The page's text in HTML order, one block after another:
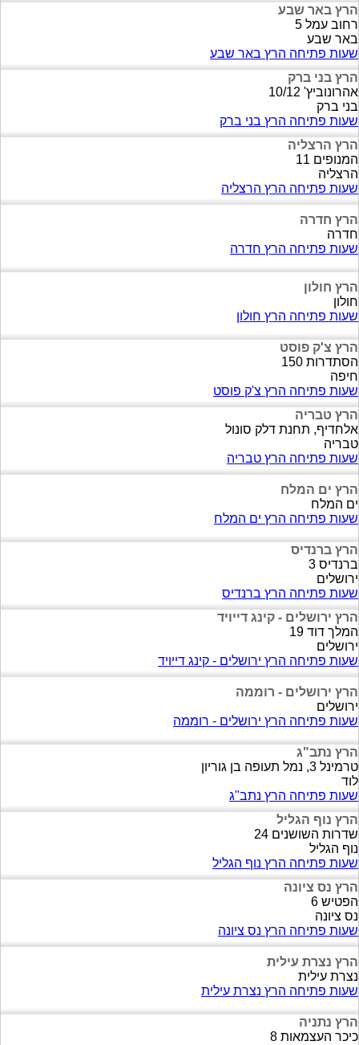
הרץ באר שבע
רחוב עמל 5
באר שבע
שעות פתיחה הרץ באר שבע
הרץ בני ברק
אהרונוביץ' 10/12
בני ברק
שעות פתיחה הרץ בני ברק
הרץ הרצליה
המנופים 11
הרצליה
שעות פתיחה הרץ הרצליה
הרץ חדרה
חדרה
שעות פתיחה הרץ חדרה
הרץ חולון
חולון
שעות פתיחה הרץ חולון
הרץ צ'ק פוסט
הסתדרות 150
חיפה
שעות פתיחה הרץ צ'ק פוסט
הרץ טבריה
אלחדיף, תחנת דלק סונול
טבריה
שעות פתיחה הרץ טבריה
הרץ ים המלח
ים המלח
שעות פתיחה הרץ ים המלח
הרץ ברנדיס
ברנדיס 3
ירושלים
שעות פתיחה הרץ ברנדיס
הרץ ירושלים - קינג דייויד
המלך דוד 19
ירושלים
שעות פתיחה הרץ ירושלים - קינג דייויד
הרץ ירושלים - רוממה
ירושלים
שעות פתיחה הרץ ירושלים - רוממה
הרץ נתב"ג
טרמינל 3, נמל תעופה בן גוריון
לוד
שעות פתיחה הרץ נתב"ג
הרץ נוף הגליל
שדרות השושנים 24
נוף הגליל
שעות פתיחה הרץ נוף הגליל
הרץ נס ציונה
הפטיש 6
נס ציונה
שעות פתיחה הרץ נס ציונה
הרץ נצרת עילית
נצרת עילית
שעות פתיחה הרץ נצרת עילית
הרץ נתניה
כיכר העצמאות 8